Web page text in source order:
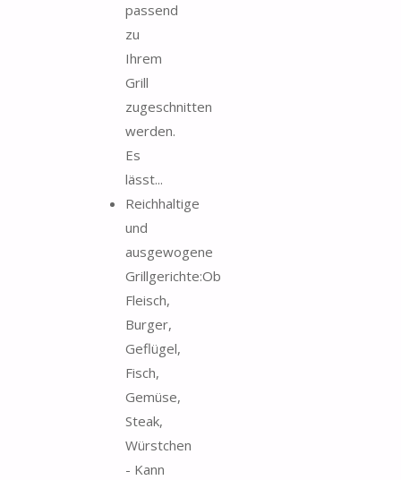
passend
zu
Ihrem
Grill
zugeschnitten
werden.
Es
lässt...
Reichhaltige
und
ausgewogene
Grillgerichte:Ob
Fleisch,
Burger,
Geflügel,
Fisch,
Gemüse,
Steak,
Würstchen
- Kann